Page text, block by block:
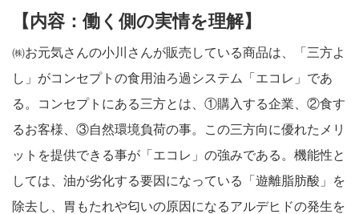
【 内容： 働く側の実情を理解】
㈱お元気さんの小川さんが販売している商品は、「三方よ
し」がコンセプトの食用油ろ過システム「エコレ」であ
る。コンセプトにある三方とは、①購入する企業、②食す
るお客様、③自然環境負荷の事。この三方向に優れたメリ
ットを提供できる事が「エコレ」の強みである。機能性と
しては、油が劣化する要因になっている「遊離脂肪酸」を
除去し、胃もたれや匂いの原因になるアルデヒドの発生を